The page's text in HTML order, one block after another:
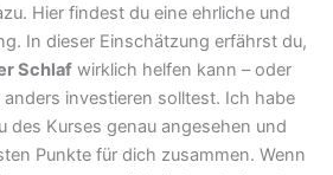
Hier findest du eine ehrliche und
In dieser Einschätzung erfährst du,
Schlaf wirklich helfen kann – oder
investieren solltest. Ich habe
des Kurses genau angesehen und
Punkte für dich zusammen. Wenn